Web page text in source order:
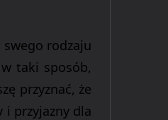
rodzaju
taki sposób,
przyznać, że
i przyjazny dla